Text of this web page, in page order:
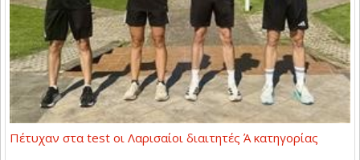
Πέτυχαν στα test οι Λαρισαίοι διαιτητές Ά κατηγορίας